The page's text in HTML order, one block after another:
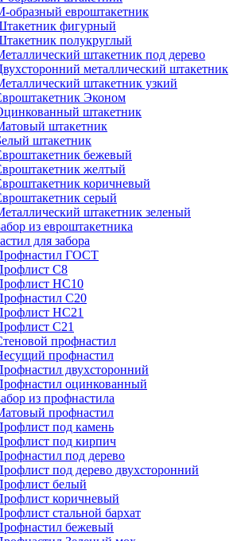
образный евроштакетник
фигурный
полукруглый
штакетник под дерево
металлический штакетник
штакетник узкий
Эконом
штакетник
штакетник
штакетник
бежевый
желтый
коричневый
серый
штакетник зеленый
из евроштакетника
для забора
ГОСТ
С8
НС10
С20
НС21
С21
профнастил
профнастил
двухсторонний
оцинкованный
из профнастила
профнастил
под камень
под кирпич
под дерево
под дерево двухсторонний
белый
коричневый
стальной бархат
бежевый